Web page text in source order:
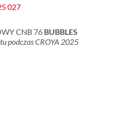
027
CNB 76 BUBBLES
podczas CROYA 2025